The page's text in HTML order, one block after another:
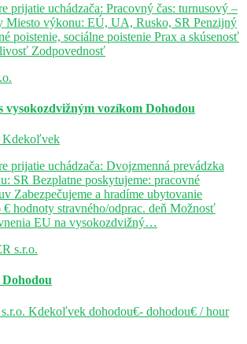
prijatie uchádzača: Pracovný čas: turnusový –
Miesto výkonu: EÚ, UA, Rusko, SR Penzijný
poistenie, sociálne poistenie Prax a skúsenosť
Zodpovednosť
vysokozdvižným vozíkom Dohodou
Kdekoľvek
prijatie uchádzača: Dvojzmenná prevádzka
SR Bezplatne poskytujeme: pracovné
Zabezpečujeme a hradíme ubytovanie
hodnoty stravného/odprac. deň Možnosť
EU na vysokozdvižný…
Dohodou
Kdekoľvek dohodou€- dohodou€ / hour